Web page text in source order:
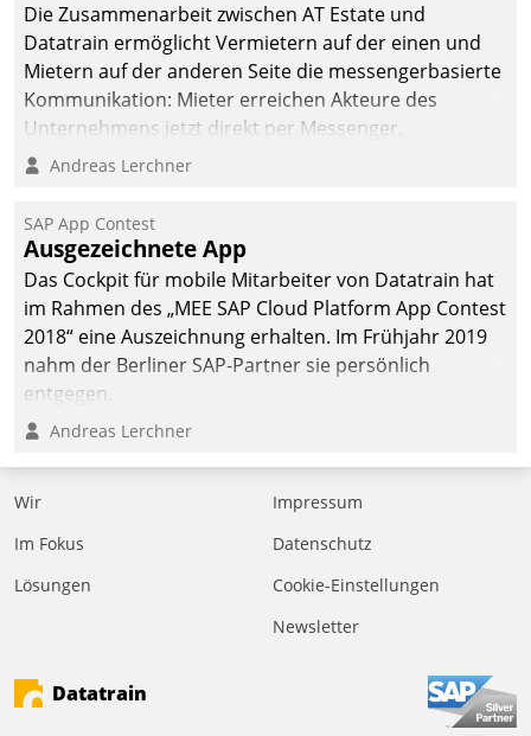
Die Zusammenarbeit zwischen AT Estate und
Datatrain ermöglicht Vermietern auf der einen und
Mietern auf der anderen Seite die messengerbasierte
Kommunikation: Mieter erreichen Akteure des
Unternehmens jetzt direkt per Messenger,
Mitarbeiter oder Dienstleister empfangen oder
Andreas Lerchner
SAP App Contest
Ausgezeichnete App
Das Cockpit für mobile Mitarbeiter von Datatrain hat
im Rahmen des „MEE SAP Cloud Platform App Contest
2018“ eine Auszeichnung erhalten. Im Frühjahr 2019
nahm der Berliner SAP-Partner sie persönlich
entgegen.
Andreas Lerchner
Wir
Im Fokus
Lösungen
Impressum
Datenschutz
Cookie-Einstellungen
Newsletter
Datatrain